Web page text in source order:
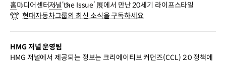
홈미디어센터저널‘the Issue’ 展에서 만난 20세기 라이프스타일
현대자동차그룹의 최신 소식을 구독하세요
HMG 저널 운영팀
HMG 저널에서 제공되는 정보는 크리에이티브 커먼즈(CCL) 2.0 정책에